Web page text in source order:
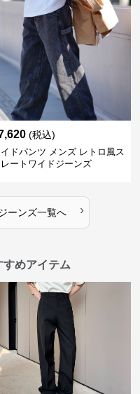
(税込)
ドパンツ メンズ レトロ風ス
レートワイドジーンズ
ーンズ一覧へ ›
すめアイテム